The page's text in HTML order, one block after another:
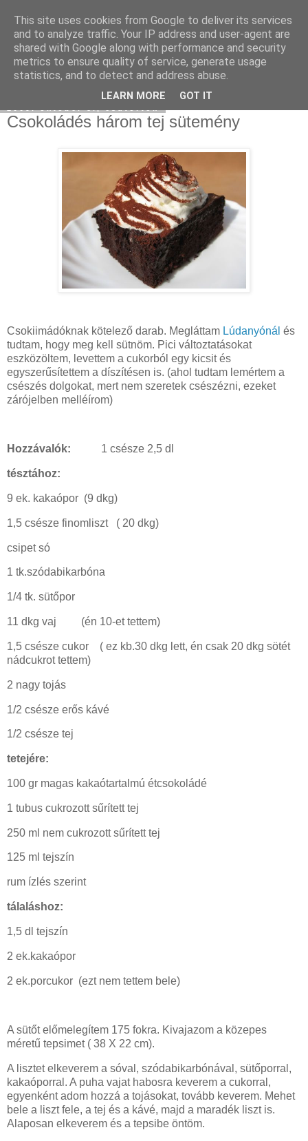
Moha Konyha
Csokoládés három tej sütemény
Csokiimádóknak kötelező darab. Megláttam Lúdanyónál és
tudtam, hogy meg kell sütnöm. Pici változtatásokat
eszközöltem, levettem a cukorból egy kicsit és
egyszerűsítettem a díszítésen is. (ahol tudtam lemértem a
csészés dolgokat, mert nem szeretek csészézni, ezeket
zárójelben melléírom)
Hozzávalók: 1 csésze 2,5 dl
tésztához:
9 ek. kakaópor (9 dkg)
1,5 csésze finomliszt ( 20 dkg)
csipet só
1 tk.szódabikarbóna
1/4 tk. sütőpor
11 dkg vaj (én 10-et tettem)
1,5 csésze cukor ( ez kb.30 dkg lett, én csak 20 dkg sötét
nádcukrot tettem)
2 nagy tojás
1/2 csésze erős kávé
1/2 csésze tej
tetejére:
100 gr magas kakaótartalmú étcsokoládé
1 tubus cukrozott sűrített tej
250 ml nem cukrozott sűrített tej
125 ml tejszín
rum ízlés szerint
tálaláshoz:
1,5 dl tejszín
2 ek.kakaópor
2 ek.porcukor (ezt nem tettem bele)
A sütőt előmelegítem 175 fokra. Kivajazom a közepes
méretű tepsimet ( 38 X 22 cm).
A lisztet elkeverem a sóval, szódabikarbónával, sütőporral,
kakaóporral. A puha vajat habosra keverem a cukorral,
egyenként adom hozzá a tojásokat, tovább keverem. Mehet
bele a liszt fele, a tej és a kávé, majd a maradék liszt is.
Alaposan elkeverem és a tepsibe öntöm.
This site uses cookies from Google to deliver its services
and to analyze traffic. Your IP address and user-agent are
shared with Google along with performance and security
metrics to ensure quality of service, generate usage
statistics, and to detect and address abuse.
LEARN MORE GOT IT